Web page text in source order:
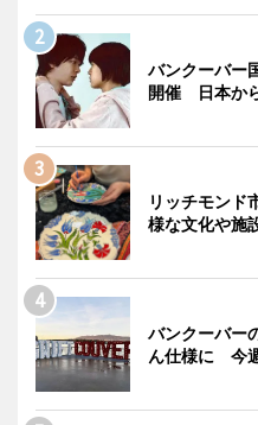
バンクーバー
開催 日本か
リッチモン
様な文化や施
バンクーバー
ん仕様に 今